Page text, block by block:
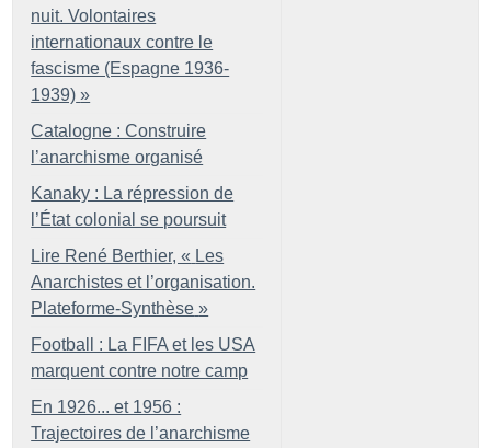
nuit. Volontaires
internationaux contre le
fascisme (Espagne 1936-
1939) »
Catalogne : Construire
l’anarchisme organisé
Kanaky : La répression de
l’État colonial se poursuit
Lire René Berthier, « Les
Anarchistes et l’organisation.
Plateforme-Synthèse »
Football : La FIFA et les USA
marquent contre notre camp
En 1926... et 1956 :
Trajectoires de l’anarchisme